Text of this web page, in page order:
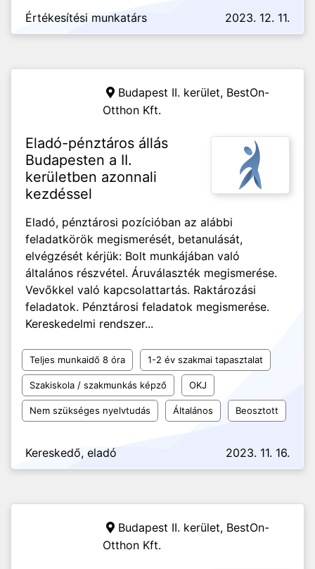
Értékesítési munkatárs
2023. 12. 11.
Budapest II. kerület, BestOn-
Otthon Kft.
Eladó-pénztáros állás
Budapesten a II.
kerületben azonnali
kezdéssel
Eladó, pénztárosi pozícióban az alábbi
feladatkörök megismerését, betanulását,
elvégzését kérjük: Bolt munkájában való
általános részvétel. Áruválaszték megismerése.
Vevőkkel való kapcsolattartás. Raktározási
feladatok. Pénztárosi feladatok megismerése.
Kereskedelmi rendszer...
Teljes munkaidő 8 óra 1-2 év szakmai tapasztalat
Szakiskola / szakmunkás képző OKJ
Nem szükséges nyelvtudás Általános Beosztott
Kereskedő, eladó 2023. 11. 16.
Budapest II. kerület, BestOn-
Otthon Kft.